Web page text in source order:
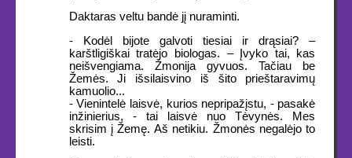
Daktaras veltu bandė jį nuraminti.
- Kodėl bijote galvoti tiesiai ir drąsiai? –
karštligiškai tratėjo biologas. – Įvyko tai, kas
neišvengiama. Žmonija gyvuos. Tačiau be
Žemės. Ji išsilaisvino iš šito prieštaravimų
kamuolio...
- Vienintelė laisvė, kurios nepripažįstu, - pasakė
inžinierius, - tai laisvė nuo Tėvynės. Mes
skrisim į Žemę. Aš netikiu. Žmonės negalėjo to
leisti.